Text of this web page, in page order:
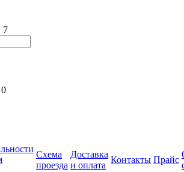
7
0
Схема
проезда
Доставка
и оплата
Контакты Прайс